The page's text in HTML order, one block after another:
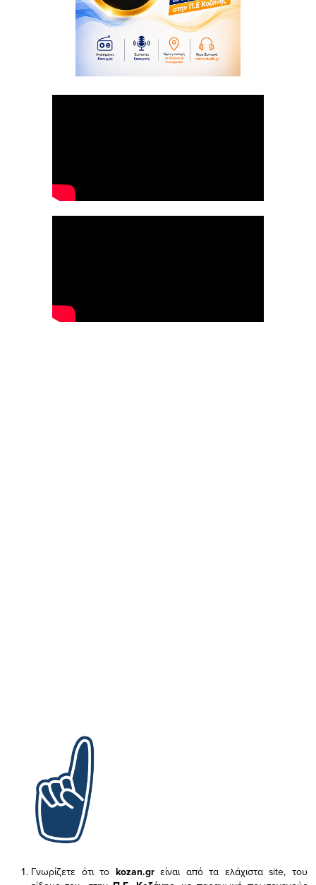
Γνωρίζετε ότι το kozan.gr είναι από τα ελάχισταsite, του